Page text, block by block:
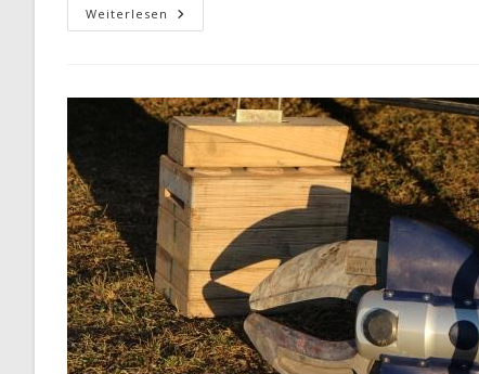
Weiterlesen B1
–